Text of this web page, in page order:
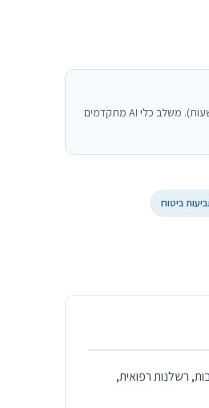
מחזיק בהסמכת מפתח AI מהאוניברסיטה העברית (250 שעות). משלב כלי AI מתקדמים
ביטוח
רשלנות רפואית,